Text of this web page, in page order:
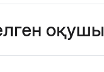
оқушы